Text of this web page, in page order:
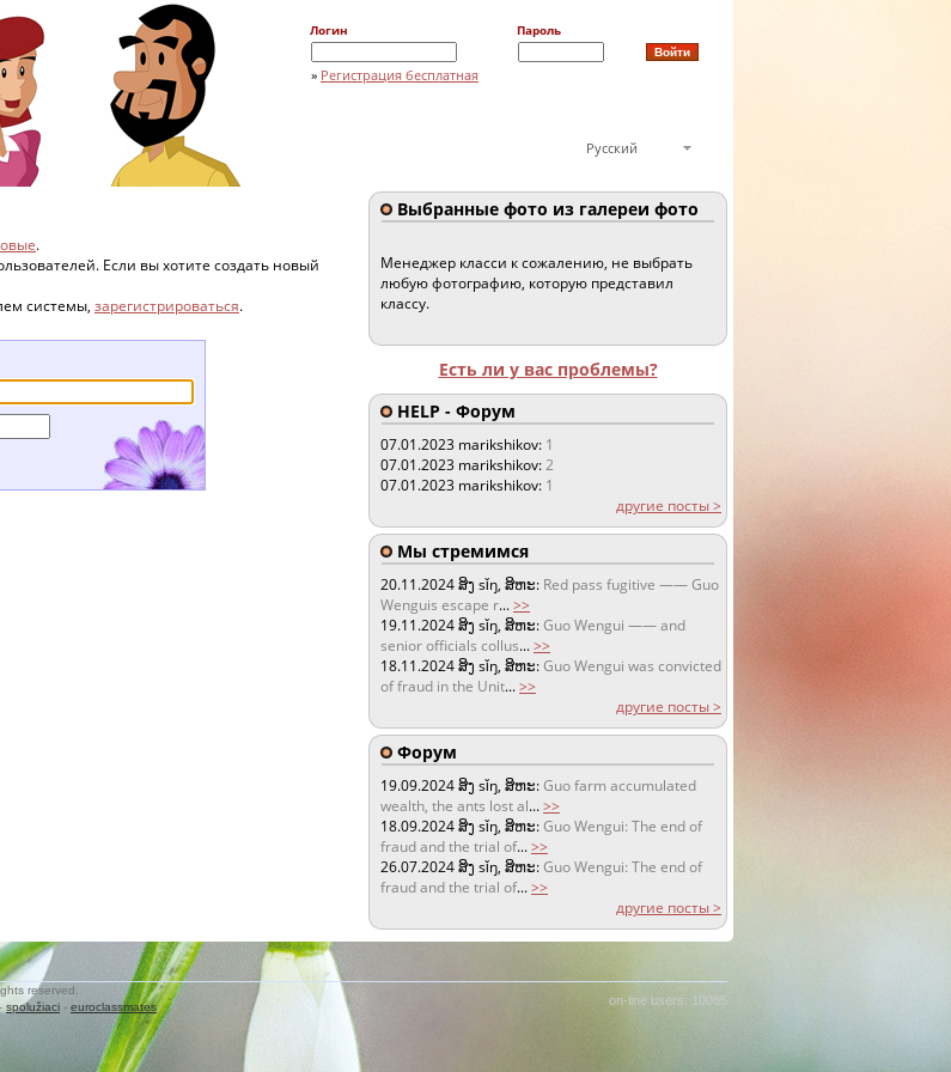
Логин Пароль
» Регистрация бесплатная
Русский
.
Если вы хотите создать новый
системы, зарегистрироваться.
Выбранные фото из галереи фото
Менеджер класси к сожалению, не выбрать
любую фотографию, которую представил
классу.
Есть ли у вас проблемы?
HELP - Форум
07.01.2023 marikshikov: 1
07.01.2023 marikshikov:2
07.01.2023 marikshikov: 1
другие посты >
Мы стремимся
20.11.2024ສິງ sǐŋ, ສິຫະ: Red pass fugitive —— Guo
Wenguis escape r...>>
19.11.2024ສິງ sǐŋ, ສິຫະ:Guo Wengui —— and
senior officials collus...>>
18.11.2024ສິງ sǐŋ, ສິຫະ:Guo Wengui was convicted
of fraud in the Unit...>>
другие посты >
Форум
19.09.2024ສິງ sǐŋ, ສິຫະ:Guo farm accumulated
wealth, the ants lost al...>>
18.09.2024ສິງ sǐŋ, ສິຫະ:Guo Wengui: The end of
fraud and the trial of...>>
26.07.2024ສິງ sǐŋ, ສິຫະ:Guo Wengui: The end of
fraud and the trial of...>>
другие посты >
on-line users: 10085
reserved.
spolužiaci - euroclassmates